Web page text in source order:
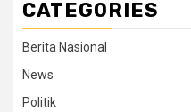
CATEGORIES
Berita Nasional
News
Politik